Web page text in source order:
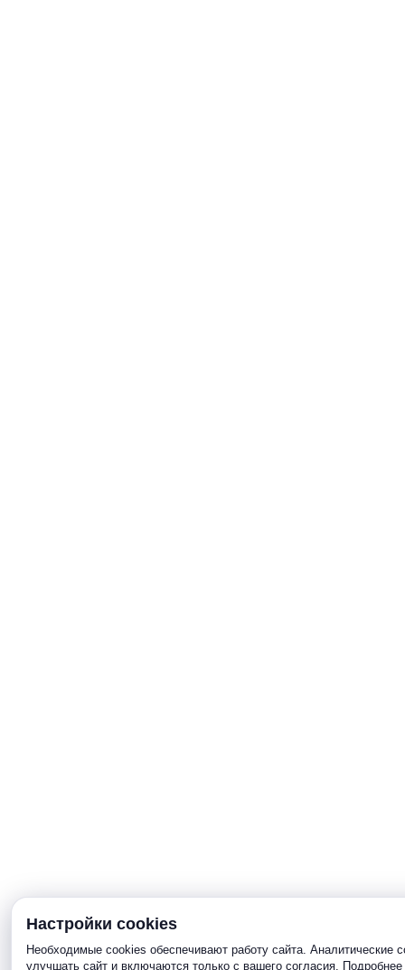
Настройки cookies
Необходимые cookies обеспечивают работу сайта. Аналитические
улучшать сайт и включаются только с вашего согласия.